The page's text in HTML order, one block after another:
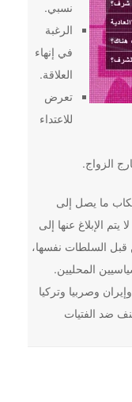
نسبي.
الرغبة
في إنهاء
العلاقة.
تعرض
للاعتداء
الزواج.
ما يصل إلى
يتم الإبلاغ عنها إلى
السلطات نفسها،
المحليين.
وصربيا وتركيا
ضد الفتيات